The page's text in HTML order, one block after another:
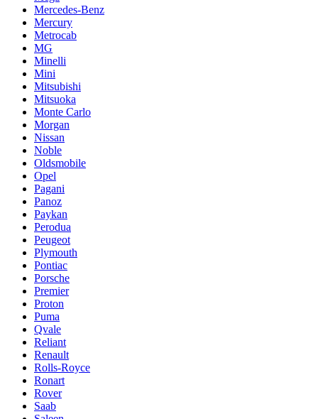
Mercedes-Benz
Mercury
Metrocab
MG
Minelli
Mini
Mitsubishi
Mitsuoka
Monte Carlo
Morgan
Nissan
Noble
Oldsmobile
Opel
Pagani
Panoz
Paykan
Perodua
Peugeot
Plymouth
Pontiac
Porsche
Premier
Proton
Puma
Qvale
Reliant
Renault
Rolls-Royce
Ronart
Rover
Saab